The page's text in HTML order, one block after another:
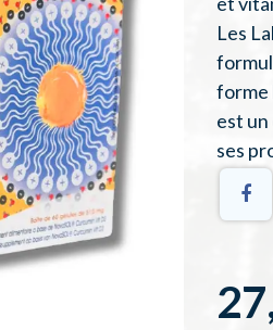
Les
forme
est
ses